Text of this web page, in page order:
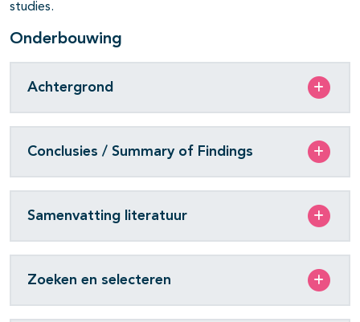
studies.
Onderbouwing
Achtergrond
Conclusies / Summary of Findings
Samenvatting literatuur
Zoeken en selecteren